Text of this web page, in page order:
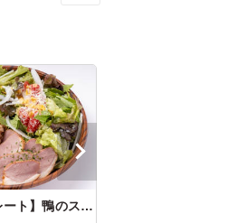
【サラダプレート】鴨のスモーク×...